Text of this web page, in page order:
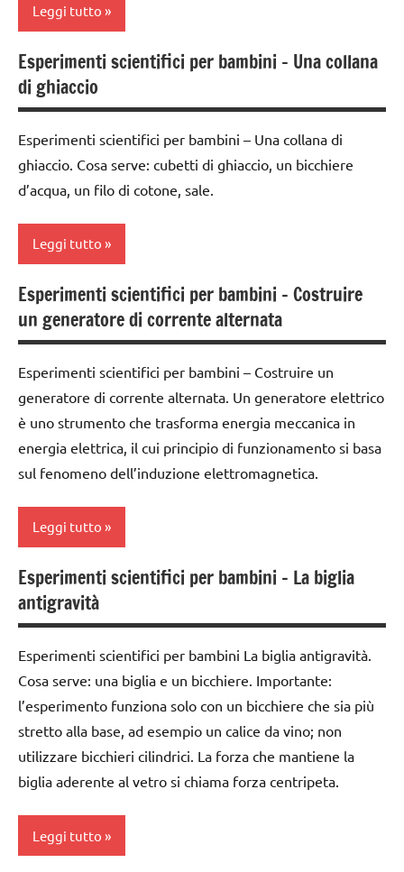
TUTTI GLI
ARGOMENTI
PER ETA'
TUTTI GLI
ARTICOLI
ESPERIMENTI
SCIENTIFICI
SCIENZE
TUTTI GLI
PER ETA'
ARTICOLI
Leggi tutto
classi
1a-5a
3 ai
6
anni
ESPERIMENTI
SCIENTIFICI
TUTTI GLI
ARGOMENTI
Esperimenti scientifici per bambini – Una collana
di ghiaccio
Esperimenti scientifici per bambini – Una collana di
ghiaccio. Cosa serve: cubetti di ghiaccio, un bicchiere
d’acqua, un filo di cotone, sale.
Leggi tutto
ESPERIMENTI
SCIENTIFICI
Esperimenti scientifici per bambini – Costruire
un generatore di corrente alternata
Esperimenti scientifici per bambini – Costruire un
generatore di corrente alternata. Un generatore elettrico
è uno strumento che trasforma energia meccanica in
energia elettrica, il cui principio di funzionamento si basa
sul fenomeno dell’induzione elettromagnetica.
Leggi tutto
classe
3a
4a
5a
ESPERIMENTI
TUTTI GLI
ARGOMENTI
Esperimenti scientifici per bambini – La biglia
antigravità
Esperimenti scientifici per bambini La biglia antigravità.
Cosa serve: una biglia e un bicchiere. Importante:
l’esperimento funziona solo con un bicchiere che sia più
stretto alla base, ad esempio un calice da vino; non
utilizzare bicchieri cilindrici. La forza che mantiene la
biglia aderente al vetro si chiama forza centripeta.
Leggi tutto